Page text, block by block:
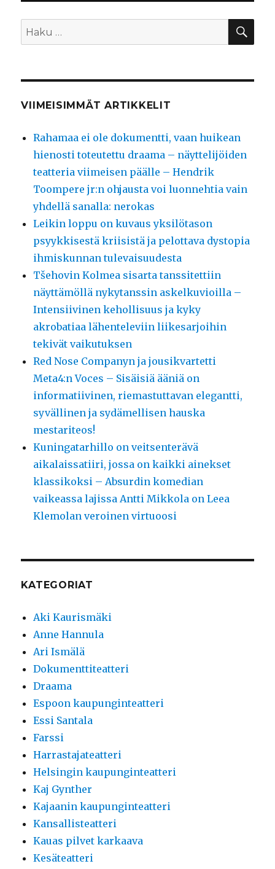
Etsi:
VIIMEISIMMÄT ARTIKKELIT
Rahamaa ei ole dokumentti, vaan huikean
hienosti toteutettu draama – näyttelijöiden
teatteria viimeisen päälle – Hendrik
Toompere jr:n ohjausta voi luonnehtia vain
yhdellä sanalla: nerokas
Leikin loppu on kuvaus yksilötason
psyykkisestä kriisistä ja pelottava dystopia
ihmiskunnan tulevaisuudesta
Tšehovin Kolmea sisarta tanssitettiin
näyttämöllä nykytanssin askelkuvioilla –
Intensiivinen kehollisuus ja kyky
akrobatiaa lähenteleviin liikesarjoihin
tekivät vaikutuksen
Red Nose Companyn ja jousikvartetti
Meta4:n Voces – Sisäisiä ääniä on
informatiivinen, riemastuttavan elegantti,
syvällinen ja sydämellisen hauska
mestariteos!
Kuningatarhillo on veitsenterävä
aikalaissatiiri, jossa on kaikki ainekset
klassikoksi – Absurdin komedian
vaikeassa lajissa Antti Mikkola on Leea
Klemolan veroinen virtuoosi
KATEGORIAT
Aki Kaurismäki
Anne Hannula
Ari Ismälä
Dokumenttiteatteri
Draama
Espoon kaupunginteatteri
Essi Santala
Farssi
Harrastajateatteri
Helsingin kaupunginteatteri
Kaj Gynther
Kajaanin kaupunginteatteri
Kansallisteatteri
Kauas pilvet karkaava
Kesäteatteri